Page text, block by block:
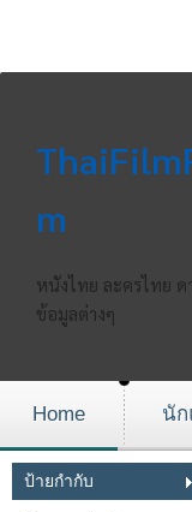
m
หนังไทย ละครไทย
ข้อมูลต่างๆ
Home นัก
ป้ายกำกับ